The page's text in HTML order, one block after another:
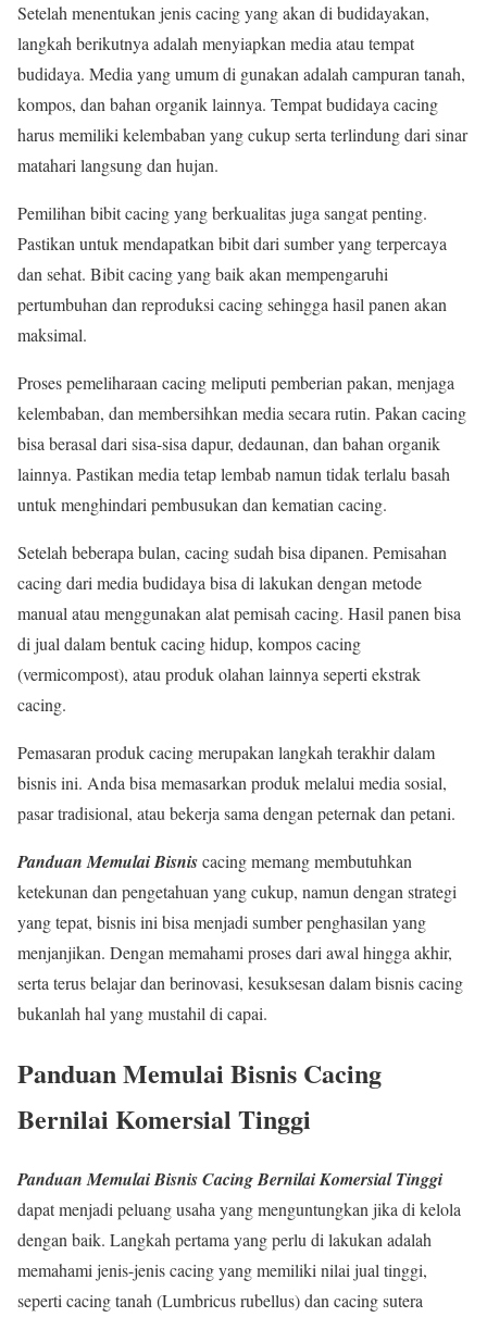
Setelah menentukan jenis cacing yang akan di budidayakan,
langkah berikutnya adalah menyiapkan media atau tempat
budidaya. Media yang umum di gunakan adalah campuran tanah,
kompos, dan bahan organik lainnya. Tempat budidaya cacing
harus memiliki kelembaban yang cukup serta terlindung dari sinar
matahari langsung dan hujan.
Pemilihan bibit cacing yang berkualitas juga sangat penting.
Pastikan untuk mendapatkan bibit dari sumber yang terpercaya
dan sehat. Bibit cacing yang baik akan mempengaruhi
pertumbuhan dan reproduksi cacing sehingga hasil panen akan
maksimal.
Proses pemeliharaan cacing meliputi pemberian pakan, menjaga
kelembaban, dan membersihkan media secara rutin. Pakan cacing
bisa berasal dari sisa-sisa dapur, dedaunan, dan bahan organik
lainnya. Pastikan media tetap lembab namun tidak terlalu basah
untuk menghindari pembusukan dan kematian cacing.
Setelah beberapa bulan, cacing sudah bisa dipanen. Pemisahan
cacing dari media budidaya bisa di lakukan dengan metode
manual atau menggunakan alat pemisah cacing. Hasil panen bisa
di jual dalam bentuk cacing hidup, kompos cacing
(vermicompost), atau produk olahan lainnya seperti ekstrak
cacing.
Pemasaran produk cacing merupakan langkah terakhir dalam
bisnis ini. Anda bisa memasarkan produk melalui media sosial,
pasar tradisional, atau bekerja sama dengan peternak dan petani.
Panduan Memulai Bisniscacing memang membutuhkan
ketekunan dan pengetahuan yang cukup, namun dengan strategi
yang tepat, bisnis ini bisa menjadi sumber penghasilan yang
menjanjikan. Dengan memahami proses dari awal hingga akhir,
serta terus belajar dan berinovasi, kesuksesan dalam bisnis cacing
bukanlah hal yang mustahil di capai.
Panduan Memulai Bisnis Cacing
Bernilai Komersial Tinggi
Panduan Memulai Bisnis Cacing Bernilai Komersial Tinggi
dapat menjadi peluang usaha yang menguntungkan jika di kelola
dengan baik. Langkah pertama yang perlu di lakukan adalah
memahami jenis-jenis cacing yang memiliki nilai jual tinggi,
seperti cacing tanah (Lumbricus rubellus) dan cacing sutera